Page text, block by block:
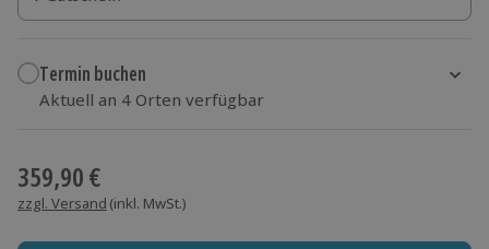
1 Gutschein
Termin buchen
Aktuell an 4 Orten verfügbar
359,90 €
zzgl. Versand (inkl. MwSt.)